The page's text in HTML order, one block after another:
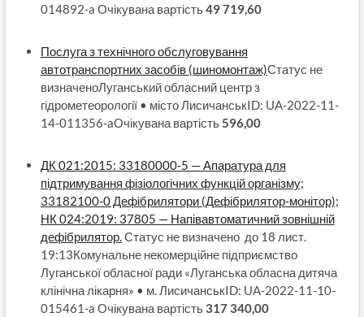
014892-a Очікувана вартість49 719,60
Послуга з технічного обслуговування
автотранспортних засобів (шиномонтаж)Статус не
визначеноЛуганський обласний центр з
гідрометеорології • місто ЛисичанськID: UA-2022-11-
14-011356-aОчікувана вартість596,00
ДК 021:2015: 33180000-5 — Апаратура для
підтримування фізіологічних функцій організму;
33182100-0 Дефібрилятори (Дефібрилятор-монітор);
НК 024:2019: 37805 — Напівавтоматичний зовнішній
дефібрилятор.Статус не визначено до 18 лист.
19:13Комунальне некомерційне підприємство
Луганської обласної ради «Луганська обласна дитяча
клінічна лікарня» • м. ЛисичанськID: UA-2022-11-10-
015461-a Очікувана вартість317 340,00